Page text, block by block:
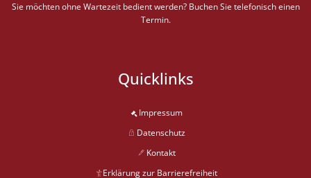
Sie möchten ohne Wartezeit bedient werden? Buchen Sie telefonisch einen
Termin.
Quicklinks
Impressum
Datenschutz
Kontakt
Erklärung zur Barrierefreiheit